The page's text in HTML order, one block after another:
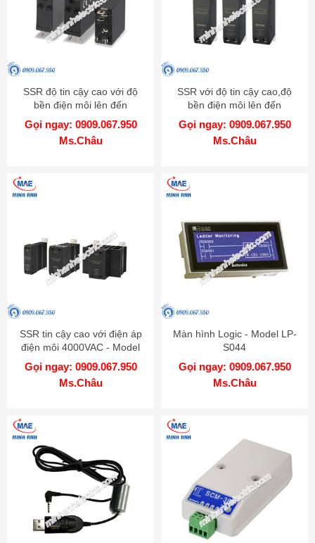
SSR độ tin cậy cao với độ
bền điện môi lên đến
4000VAC - Model SRS1
Gọi ngay: 0909.067.950
Ms.Châu
SSR với độ tin cậy cao,độ
bền điện môi lên đến
4000VAC - Model SRC1
Gọi ngay: 0909.067.950
Ms.Châu
SSR tin cậy cao với điện áp
điện môi 4000VAC - Model
SRH1
Gọi ngay: 0909.067.950
Ms.Châu
Màn hình Logic - Model LP-
S044
Gọi ngay: 0909.067.950
Ms.Châu